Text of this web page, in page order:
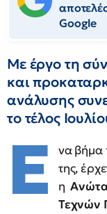
Google
Mε έργο τη
και
ανάλυσης
το τέλος
Ε
να βήμα
της,
η
Τεχνών